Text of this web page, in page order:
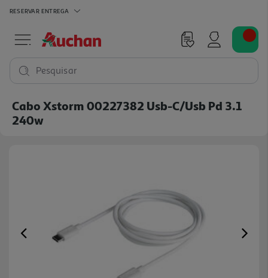
RESERVAR ENTREGA
Pesquisar
Cabo Xstorm 00227382 Usb-C/usb Pd 3.1
240w
Previous